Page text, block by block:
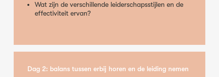
Wat zijn de verschillende leiderschapsstijlen en de
effectiviteit ervan?
Dag 2: balans tussen erbij horen en de leiding nemen